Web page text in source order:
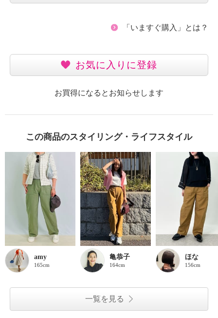
「いますぐ購入」とは？
お気に入りに登録
お買得になるとお知らせします
この商品のスタイリング・ライフスタイル
amy
165cm
亀恭子
164cm
ほな
156cm
一覧を見る